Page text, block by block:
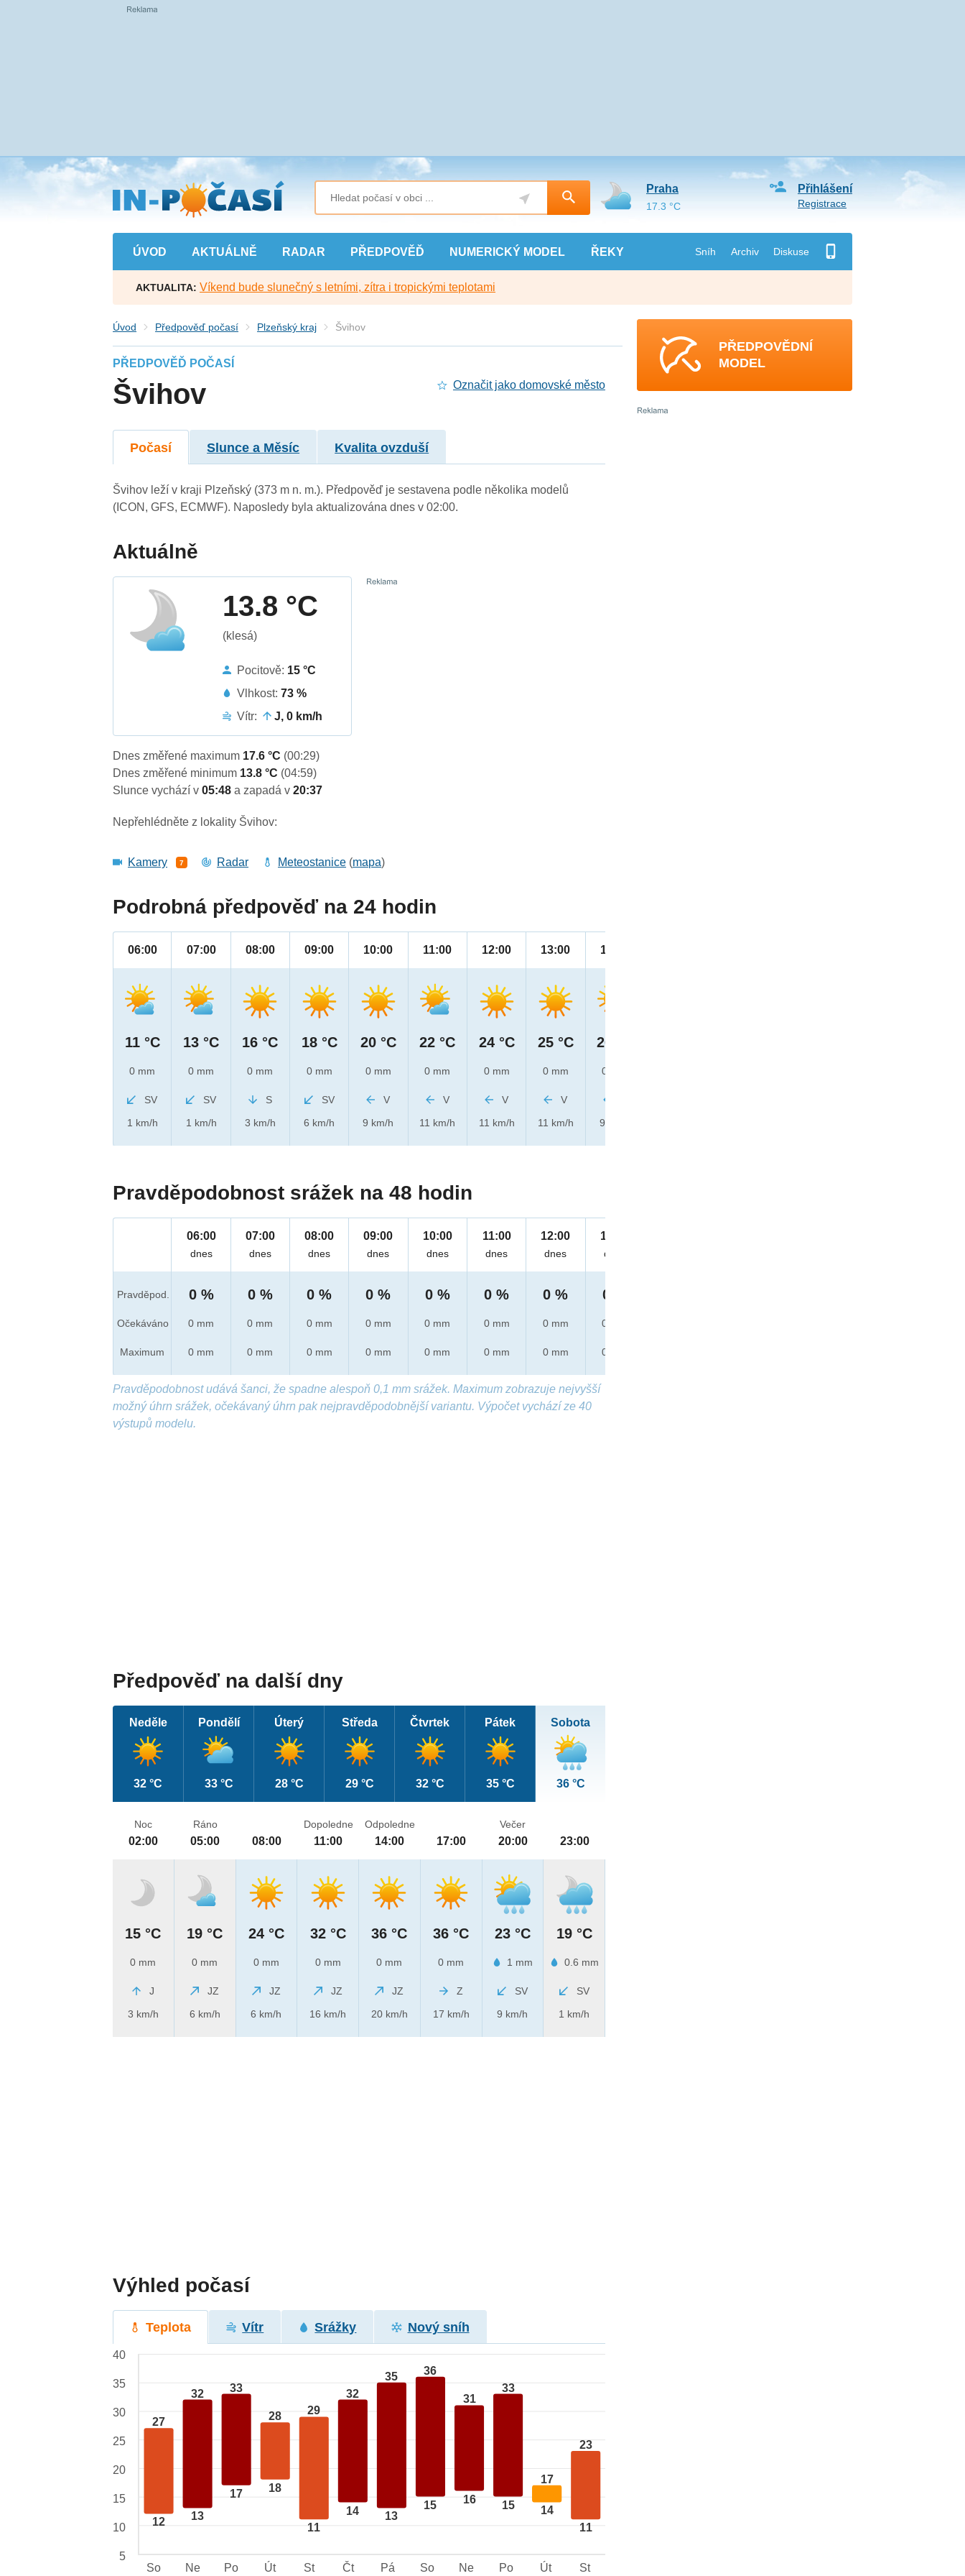
Přejít
na
hlavní
obsah
ÚVOD AKTUÁLNĚ RADAR PŘEDPOVĚĎ NUMERICKÝ MODEL ŘEKY Sníh Archiv Diskuse
Přihlášení
Registrace
Praha
17.3 °C
AKTUALITA: Víkend bude slunečný s letními, zítra i tropickými teplotami
Úvod Předpověď počasí Plzeňský kraj Švihov
PŘEDPOVĚĎ POČASÍ
Švihov Označit jako domovské město
Počasí Slunce a Měsíc Kvalita ovzduší
Švihov leží v kraji Plzeňský (373 m n. m.). Předpověď je sestavena podle několika modelů
(ICON, GFS, ECMWF). Naposledy byla aktualizována dnes v 02:00.
Aktuálně
13.8 °C
(klesá)
Pocitově: 15 °C
Vlhkost:73 %
Vítr:
J, 0 km/h
Dnes změřené maximum 17.6 °C (00:29)
Dnes změřené minimum 13.8 °C (04:59)
Slunce vychází v05:48a zapadá v20:37
Nepřehlédněte z lokality Švihov:
Kamery 7 Radar Meteostanice (mapa)
Podrobná předpověď na 24 hodin
06:00
11 °C
0 mm
SV
1 km/h
07:00
13 °C
0 mm
SV
1 km/h
08:00
16 °C
0 mm
S
3 km/h
09:00
18 °C
0 mm
SV
6 km/h
10:00
20 °C
0 mm
V
9 km/h
11:00
22 °C
0 mm
V
11 km/h
12:00
24 °C
0 mm
V
11 km/h
13:00
25 °C
0 mm
V
11 km/h
14:00
26 °C
0 mm
9 km/h
Pravděpodobnost srážek na 48 hodin
Pravděpod.
Očekáváno
Maximum
06:00
dnes
0 %
0 mm
0 mm
07:00
dnes
0 %
0 mm
0 mm
08:00
dnes
0 %
0 mm
0 mm
09:00
dnes
0 %
0 mm
0 mm
10:00
dnes
0 %
0 mm
0 mm
11:00
dnes
0 %
0 mm
0 mm
12:00
dnes
0 %
0 mm
0 mm
13:00
dnes
0 %
0 mm
0 mm
Pravděpodobnost udává šanci, že spadne alespoň 0,1 mm srážek. Maximum zobrazuje nejvyšší
možný úhrn srážek, očekávaný úhrn pak nejpravděpodobnější variantu. Výpočet vychází ze 40
výstupů modelu.
Předpověď na další dny
Neděle
32 °C
Pondělí
33 °C
Úterý
28 °C
Středa
29 °C
Čtvrtek
32 °C
Pátek
35 °C
Sobota
36 °C
Noc
02:00
15 °C
0 mm
J
3 km/h
Ráno
05:00
19 °C
0 mm
JZ
6 km/h
08:00
24 °C
0 mm
JZ
6 km/h
Dopoledne
11:00
32 °C
0 mm
JZ
16 km/h
Odpoledne
14:00
36 °C
0 mm
JZ
20 km/h
17:00
36 °C
0 mm
Z
17 km/h
Večer
20:00
23 °C
1 mm
SV
9 km/h
23:00
19 °C
0.6 mm
SV
1 km/h
Výhled počasí
Teplota Vítr Srážky Nový sníh
27
12
32
13
33
17
28
18
29
11
32
14
35
13
36
15
31
16
33
15
17
14
23
11
40
35
30
25
20
15
10
5
So
Ne Po Út St Čt Pá So Ne Po Út St
PŘEDPOVĚDNÍ
MODEL